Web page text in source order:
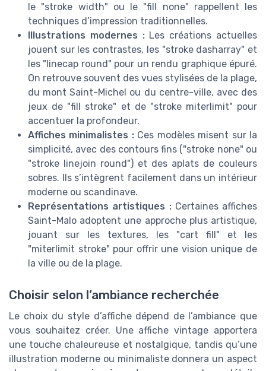
le "stroke width" ou le "fill none" rappellent les
techniques d’impression traditionnelles.
Illustrations modernes :Les créations actuelles
jouent sur les contrastes, les "stroke dasharray" et
les "linecap round" pour un rendu graphique épuré.
On retrouve souvent des vues stylisées de la plage,
du mont Saint-Michel ou du centre-ville, avec des
jeux de "fill stroke" et de "stroke miterlimit" pour
accentuer la profondeur.
Affiches minimalistes :Ces modèles misent sur la
simplicité, avec des contours fins ("stroke none" ou
"stroke linejoin round") et des aplats de couleurs
sobres. Ils s’intègrent facilement dans un intérieur
moderne ou scandinave.
Représentations artistiques :Certaines affiches
Saint-Malo adoptent une approche plus artistique,
jouant sur les textures, les "cart fill" et les
"miterlimit stroke" pour offrir une vision unique de
la ville ou de la plage.
Choisir selon l’ambiance recherchée
Le choix du style d’affiche dépend de l’ambiance que
vous souhaitez créer. Une affiche vintage apportera
une touche chaleureuse et nostalgique, tandis qu’une
illustration moderne ou minimaliste donnera un aspect